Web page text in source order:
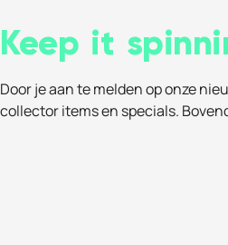
Keep it
Door je aan te melden op onze
collector items en specials.